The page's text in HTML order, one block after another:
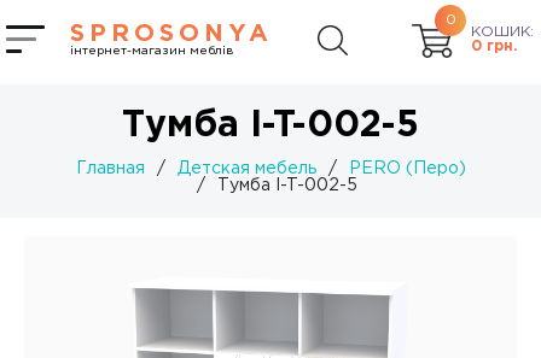
SPROSONYA
інтернет-магазин меблів
0
КОШИК:
0 грн.
Тумба I-T-002-5
Главная / Детская мебель /
PERO (Перо)
/
Тумба I-T-002-5